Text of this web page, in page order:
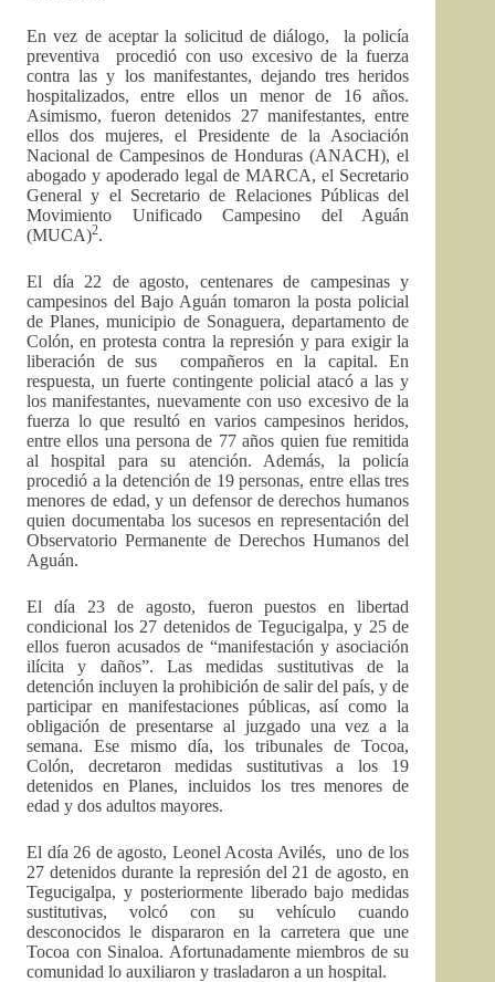
En vez de aceptar la solicitud de diálogo, la policía
preventiva procedió con uso excesivo de la fuerza
contra las y los manifestantes, dejando tres heridos
hospitalizados, entre ellos un menor de 16 años.
Asimismo, fueron detenidos 27 manifestantes, entre
ellos dos mujeres, el Presidente de la Asociación
Nacional de Campesinos de Honduras (ANACH), el
abogado y apoderado legal de MARCA, el Secretario
General y el Secretario de Relaciones Públicas del
Movimiento Unificado Campesino del Aguán
(MUCA)2.
El día 22 de agosto, centenares de campesinas y
campesinos del Bajo Aguán tomaron la posta policial
de Planes, municipio de Sonaguera, departamento de
Colón, en protesta contra la represión y para exigir la
liberación de sus compañeros en la capital. En
respuesta, un fuerte contingente policial atacó a las y
los manifestantes, nuevamente con uso excesivo de la
fuerza lo que resultó en varios campesinos heridos,
entre ellos una persona de 77 años quien fue remitida
al hospital para su atención. Además, la policía
procedió a la detención de 19 personas, entre ellas tres
menores de edad, y un defensor de derechos humanos
quien documentaba los sucesos en representación del
Observatorio Permanente de Derechos Humanos del
Aguán.
El día 23 de agosto, fueron puestos en libertad
condicional los 27 detenidos de Tegucigalpa, y 25 de
ellos fueron acusados de “manifestación y asociación
ilícita y daños”. Las medidas sustitutivas de la
detención incluyen la prohibición de salir del país, y de
participar en manifestaciones públicas, así como la
obligación de presentarse al juzgado una vez a la
semana. Ese mismo día, los tribunales de Tocoa,
Colón, decretaron medidas sustitutivas a los 19
detenidos en Planes, incluidos los tres menores de
edad y dos adultos mayores.
El día 26 de agosto, Leonel Acosta Avilés, uno de los
27 detenidos durante la represión del 21 de agosto, en
Tegucigalpa, y posteriormente liberado bajo medidas
sustitutivas, volcó con su vehículo cuando
desconocidos le dispararon en la carretera que une
Tocoa con Sinaloa. Afortunadamente miembros de su
comunidad lo auxiliaron y trasladaron a un hospital.